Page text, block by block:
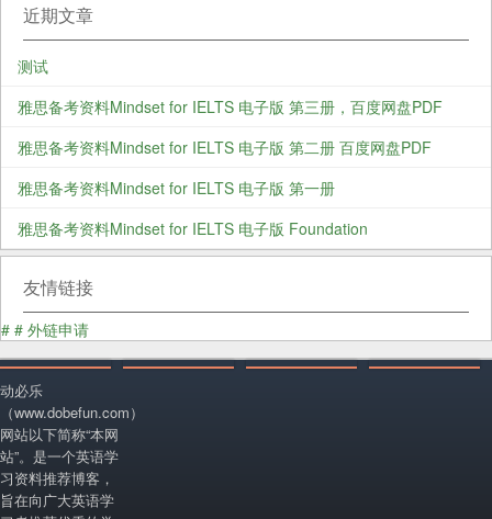
近期文章
测试
雅思备考资料Mindset for IELTS 电子版 第三册，百度网盘PDF
雅思备考资料Mindset for IELTS 电子版 第二册 百度网盘PDF
雅思备考资料Mindset for IELTS 电子版 第一册
雅思备考资料Mindset for IELTS 电子版 Foundation
友情链接
# # 外链申请
动必乐
（www.dobefun.com）
网站以下简称“本网
站”。是一个英语学
习资料推荐博客，
旨在向广大英语学